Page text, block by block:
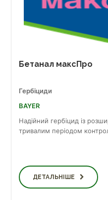
Бетанал максПро
Гербіциди
BAYER
Надійний гербіцид із
тривалим періодом
ДЕТАЛЬНІШЕ